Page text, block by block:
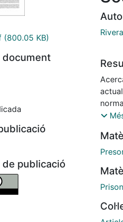
(800.05 KB)
document
de publicació
el